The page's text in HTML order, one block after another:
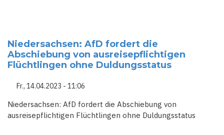
Niedersachsen: AfD fordert die
Abschiebung von ausreisepflichtigen
Flüchtlingen ohne Duldungsstatus
Fr., 14.04.2023 - 11:06
Niedersachsen: AfD fordert die Abschiebung von
ausreisepflichtigen Flüchtlingen ohne Duldungsstatus